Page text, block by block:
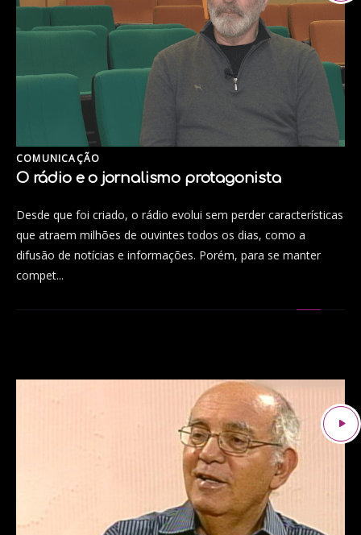
COMUNICAÇÃO
O rádio e o jornalismo protagonista
Desde que foi criado, o rádio evolui sem perder características
que atraem milhões de ouvintes todos os dias, como a
difusão de notícias e informações. Porém, para se manter
compet...